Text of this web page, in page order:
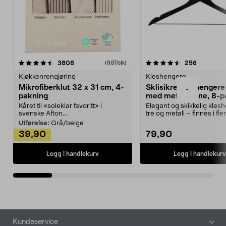
-
3808anmeldelser(9,97/stk)
Kjøkkenrengjøring
Mikrofiberklut 32 x 31 cm, 4-
pakning
Kåret til «soleklar favoritt» i
svenske Afton...
Utførelse: Grå/beige
39,90
Legg i handlekurv
4.5av 5 stjerner 256
Kleshengere
Sklisikre
med metallpinne, 8-
Elegant og skikkelig
tre og metall – finnes i
79,90
Legg i handlekurv
4.5av 5 stjerner
Bunntekst
Kundeservice